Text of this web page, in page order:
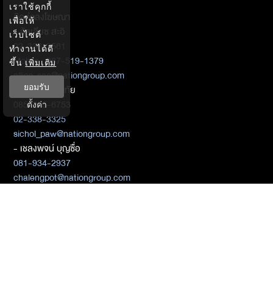
ติดต่อลงโฆษณา
- อัลเลียซ สะอิ
02-338-3561
Mobile : 087-519-1379
allias_sae@nationgroup.com
- ศิชล ภวัตโณทัย
085-255-6753
02-338-3325
sichol_paw@nationgroup.com
- เชลงพจน์ บุญซื่อ
081-934-2937
chalengpot@nationgroup.com
เราใช้คุกกี้
เพื่อให้
เว็บไซต์
ทำงานได้ดี
ขึ้น เพิ่มเติม
ยอมรับ
ตั้งค่า